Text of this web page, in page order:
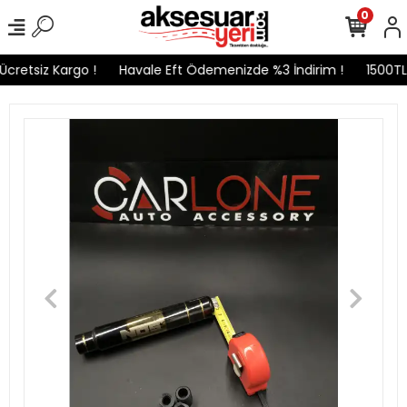
Kargo ! Havale Eft Ödemenizde %3 İndirim !
0